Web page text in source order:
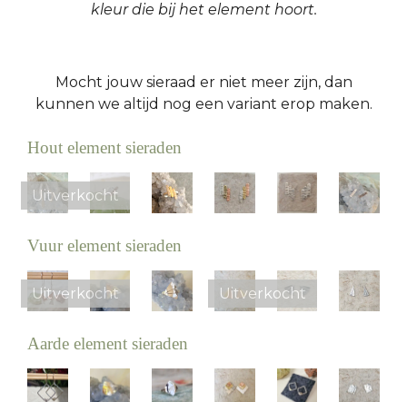
kleur die bij het element hoort.
Mocht jouw sieraad er niet meer zijn, dan
kunnen we altijd nog een variant erop maken.
Hout element sieraden
Uitverkocht
Vuur element sieraden
Uitverkocht Uitverkocht
Aarde element sieraden